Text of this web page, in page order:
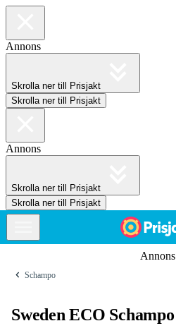
Annons
Skrolla ner till Prisjakt
Skrolla ner till Prisjakt
Annons
Skrolla ner till Prisjakt
Skrolla ner till Prisjakt
Annons
Schampo
Sweden ECO Schampo